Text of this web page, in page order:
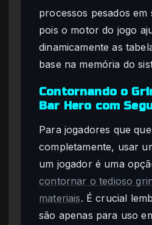
processos pesados em
pois o motor do jogo
dinamicamente as
base na memória do
Contornando o
Bar Hero com
Para jogadores que
completamente, usar
um jogador é uma
contornar o tedioso
materiais. É crucial
são apenas para uso